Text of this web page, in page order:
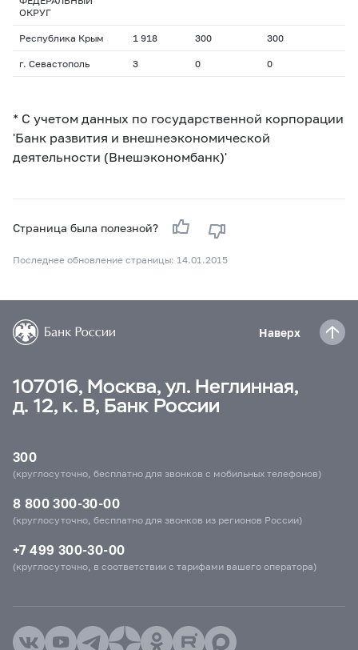
ОКРУГ
Республика Крым 1 918 300 300
г. Севастополь 3 0 0
* С учетом данных по государственной корпорации
'Банк развития и внешнеэкономической
деятельности (Внешэкономбанк)'
Страница была полезной?
Последнее обновление страницы: 14.01.2015
Наверх
107016, Москва, ул. Неглинная,
д. 12, к. В, Банк России
300
(круглосуточно, бесплатно для звонков с мобильных телефонов)
8 800 300-30-00
(круглосуточно, бесплатно для звонков из регионов России)
+7 499 300-30-00
(круглосуточно, в соответствии с тарифами вашего оператора)